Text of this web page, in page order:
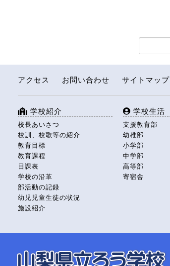
アクセス お問い合わせ サイトマップ
学校紹介
校長あいさつ
校訓、校歌等の紹介
教育目標
教育課程
日課表
学校の沿革
部活動の記録
幼児児童生徒の状況
施設紹介
学校生活
支援教育部
幼稚部
小学部
中学部
高等部
寄宿舎